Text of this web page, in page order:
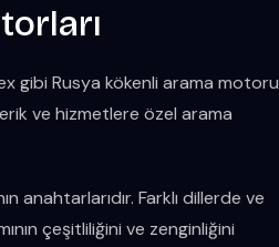
gibi Rusya kökenli arama motoru
ve hizmetlere özel arama
anahtarlarıdır. Farklı dillerde ve
çeşitliliğini ve zenginliğini